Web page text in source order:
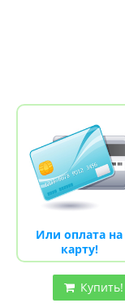
Или оплата на
карту!
Купить!